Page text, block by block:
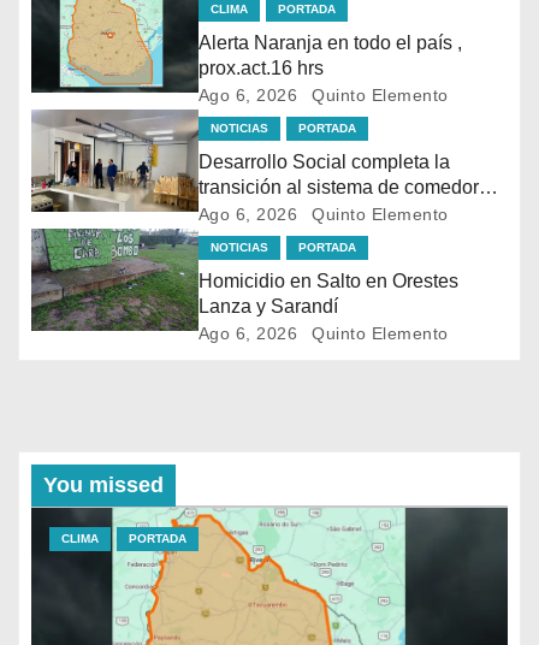
CLIMA PORTADA
Alerta Naranja en todo el país ,
prox.act.16 hrs
Ago 6, 2026 Quinto Elemento
NOTICIAS PORTADA
Desarrollo Social completa la
transición al sistema de comedores
con la apertura de dos nuevos
espacios
Ago 6, 2026 Quinto Elemento
NOTICIAS PORTADA
Homicidio en Salto en Orestes
Lanza y Sarandí
Ago 6, 2026 Quinto Elemento
You missed
CLIMA PORTADA